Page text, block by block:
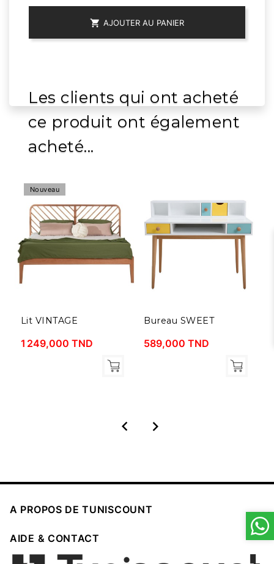
 AJOUTER AU PANIER
Les clients qui ont acheté
ce produit ont également
acheté...
Nouveau
Lit VINTAGE
1 249,000 TND
Bureau SWEET
589,000 TND
 
A PROPOS DE TUNISCOUNT 
AIDE & CONTACT 